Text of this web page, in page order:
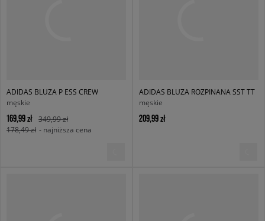
ADIDAS BLUZA P ESS CREW
męskie
169,99 zł
349,99 zł
178,49 zł - najniższa cena
ADIDAS BLUZA ROZPINANA SST TT
męskie
209,99 zł